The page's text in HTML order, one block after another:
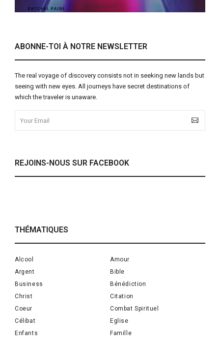
ABONNE-TOI À NOTRE NEWSLETTER
The real voyage of discovery consists not in seeking new lands but
seeing with new eyes. All journeys have secret destinations of
which the traveler is unaware.
REJOINS-NOUS SUR FACEBOOK
THÉMATIQUES
Alcool
Amour
Argent
Bible
Business
Bénédiction
Christ
Citation
Coeur
Combat Spirituel
Célibat
Eglise
Enfants
Famille